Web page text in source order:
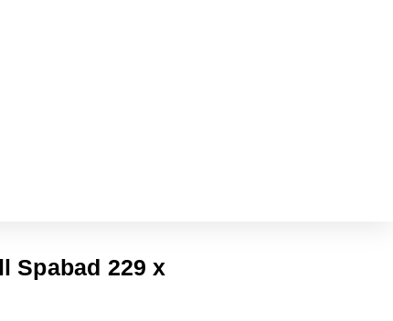
Spabad 229 x